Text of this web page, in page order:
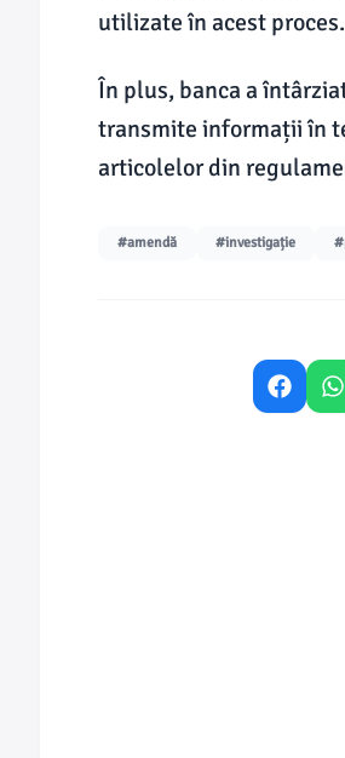
utilizate în acest proces.
În plus, banca a
transmite informații în
articolelor din
#amendă #investigație